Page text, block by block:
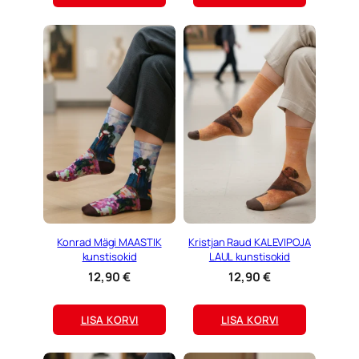
paned ühesugused kaladega sokid jalga või
erinevad. Meeste sokimaailm on tänapäeval vaba
ja värviline. Tõeline revolutsioon.
Kingiideed meestele – meeste sokkide
kingipakid
Kingitused meestele– et sa ei peaks pead
vaevama ja keerutama sokke käes, siis kingipakke
me oleme valmis ka teinud. Kingitus mehele,
meresõbrale, kalamehele, spordisõbrale jne.7
päeva kingipakidon hea kaasa võtta suuremale
sünnipäevale ka. Või kui meie valikus tahad ikka
midagi muuta – saad kingipaki ise kombineerida.
Mugavussokid meestele?
Konrad Mägi MAASTIK
kunstisokid
12,90€
LISA KORVI
Kristjan Raud KALEVIPOJA
LAUL kunstisokid
12,90€
LISA KORVI